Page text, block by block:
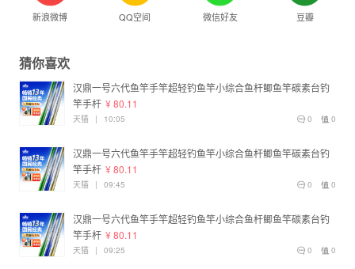
新浪微博 QQ空间 微信好友 豆瓣
猜你喜欢
汉鼎一号六代鱼竿手竿超轻钓鱼竿小综合鱼杆鲫鱼竿碳素台钓
竿手杆 ¥ 80.11
0
0
天猫 | 10:05
汉鼎一号六代鱼竿手竿超轻钓鱼竿小综合鱼杆鲫鱼竿碳素台钓
竿手杆 ¥ 80.11
0
0
天猫 | 09:45
汉鼎一号六代鱼竿手竿超轻钓鱼竿小综合鱼杆鲫鱼竿碳素台钓
竿手杆 ¥ 80.11
0
0
天猫 | 09:25